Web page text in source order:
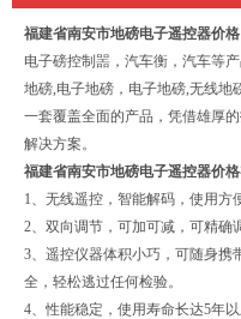
福建省南安市地磅电子遥控器价格
电子磅控制噐，汽车衡，汽车等
地磅,电子地磅，电子地磅,无线地
一套覆盖全面的产品，凭借雄厚
解决方案。
福建省南安市地磅电子遥控器价格
1、无线遥控，智能解码，使用方
2、双向调节，可加可减，可精确
3、遥控仪器体积小巧，可随身携
全，轻松逃过任何检验。
4、性能稳定，使用寿命长达5年